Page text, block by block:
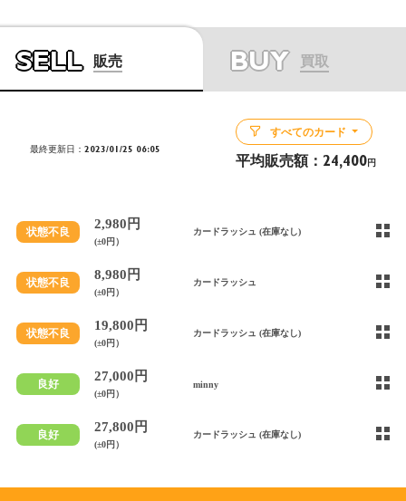
SELL 販売 BUY 買取
最終更新日：2023/01/25 06:05
すべてのカード
平均販売額： 24,400 円
状態不良
2,980円
(±0円）
カードラッシュ (在庫なし)
状態不良
8,980円
(±0円）
カードラッシュ
状態不良
19,800円
(±0円）
カードラッシュ (在庫なし)
良好
27,000円
(±0円）
minny
良好
27,800円
(±0円）
カードラッシュ (在庫なし)